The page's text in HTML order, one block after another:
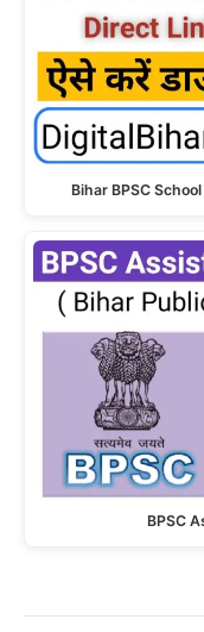
Bihar BPSC
BPSC